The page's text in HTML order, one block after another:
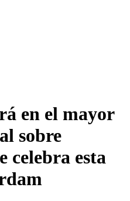
en el mayor
sobre
celebra esta